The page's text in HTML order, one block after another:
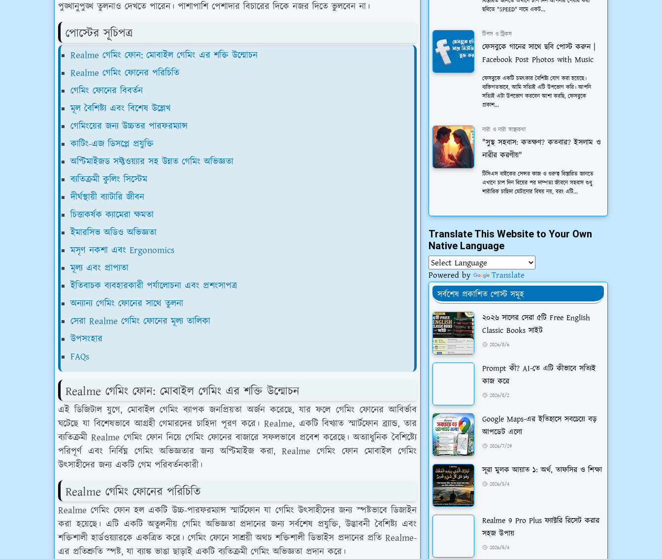
পুঙ্খানুপুঙ্খ তুলনাও দেখতে পারেন। পাশাপাশি পেশাদার বিচারের দিকে নজর দিতে ভুলবেন না।
পোস্টের সূচিপত্র
Realme গেমিং ফোন: মোবাইল গেমিং এর শক্তি উন্মোচন
Realme গেমিং ফোনের পরিচিতি
গেমিং ফোনের বিবর্তন
মূল বৈশিষ্ট্য এবং বিশেষ উল্লেখ
গেমিংয়ের জন্য উচ্চতর পারফরম্যান্স
কাটিং-এজ ডিসপ্লে প্রযুক্তি
অপ্টিমাইজড সফ্টওয়্যার সহ উন্নত গেমিং অভিজ্ঞতা
ব্যতিক্রমী কুলিং সিস্টেম
দীর্ঘস্থায়ী ব্যাটারি জীবন
চিত্তাকর্ষক ক্যামেরা ক্ষমতা
ইমারসিভ অডিও অভিজ্ঞতা
মসৃণ নকশা এবং Ergonomics
মূল্য এবং প্রাপ্যতা
ইতিবাচক ব্যবহারকারী পর্যালোচনা এবং প্রশংসাপত্র
অন্যান্য গেমিং ফোনের সাথে তুলনা
সেরা Realme গেমিং ফোনের মূল্য তালিকা
উপসংহার
FAQs
Realme গেমিং ফোন: মোবাইল গেমিং এর শক্তি উন্মোচন
এই ডিজিটাল যুগে, মোবাইল গেমিং ব্যাপক জনপ্রিয়তা অর্জন করেছে, যার ফলে গেমিং ফোনের আবির্ভাব
ঘটেছে যা বিশেষভাবে আগ্রহী গেমারদের চাহিদা পূরণ করে। Realme, একটি বিখ্যাত স্মার্টফোন ব্র্যান্ড, তার
ব্যতিক্রমী Realme গেমিং ফোন নিয়ে গেমিং ফোনের বাজারে সফলভাবে প্রবেশ করেছে। অত্যাধুনিক বৈশিষ্ট্যে
পরিপূর্ণ এবং নির্বিঘ্ন গেমিং অভিজ্ঞতার জন্য অপ্টিমাইজ করা, Realme গেমিং ফোন মোবাইল গেমিং
উত্সাহীদের জন্য একটি গেম পরিবর্তনকারী।
Realme গেমিং ফোনের পরিচিতি
Realme গেমিং ফোন হল একটি উচ্চ-পারফরম্যান্স স্মার্টফোন যা গেমিং উত্সাহীদের জন্য স্পষ্টভাবে ডিজাইন
করা হয়েছে। এটি একটি অতুলনীয় গেমিং অভিজ্ঞতা প্রদানের জন্য সর্বশেষ প্রযুক্তি, উদ্ভাবনী বৈশিষ্ট্য এবং
শক্তিশালী হার্ডওয়্যারকে একত্রিত করে। গেমিং ফোনে সাশ্রয়ী অথচ শক্তিশালী ডিভাইস প্রদানের প্রতি Realme-
এর প্রতিশ্রুতি স্পষ্ট, যা ব্যাঙ্ক ভাঙা ছাড়াই একটি ব্যতিক্রমী গেমিং অভিজ্ঞতা প্রদান করে।
ছবিতে "SPEED" নামে একট...
টিপস ও ট্রিকস
ফেসবুকে গানের সাথে ছবি পোস্ট করুন |
Facebook Post Photos with Music
ফেসবুকে একটি চমত্কার বৈশিষ্ট্য যোগ করা হয়েছে।
ব্যক্তিগতভাবে, আমি সত্যিই এটি উপভোগ করি। আপনি
সত্যিই এটা উপভোগ করবেন আশা করছি, ফেসবুকে
প্রকাশ...
নারী ও নারী স্বাস্থ্যকথা
"সুস্থ সহবাস: কতক্ষণ? কতবার? ইসলাম ও
নারীর করণীয়"
টিসিএস বাইকের সেন্সর কাজ ও গুরুত্ব বিস্তারিত জানতে
এখানে চাপ দিন বিয়ের পর দাম্পত্য জীবনে সহবাস শুধু
শারীরিক চাহিদা মেটানোর বিষয় নয়, বরং এটি...
Translate This Website to Your Own
Native Language
Powered by
Translate
সর্বশেষ প্রকাশিত পোস্ট সমূহ
২০২৬ সালের সেরা ৫টি Free English
Classic Books সাইট
2026/8/6
Prompt কী? AI-তে এটি কীভাবে সত্যিই
কাজ করে
2026/8/2
Google Maps-এর ইতিহাসে সবচেয়ে বড়
আপডেট এলো
2026/7/29
সূরা মুলক আয়াত ১: অর্থ, তাফসির ও শিক্ষা
2026/5/4
Realme 9 Pro Plus ফ্যাক্টরি রিসেট করার
সহজ উপায়
2026/5/4